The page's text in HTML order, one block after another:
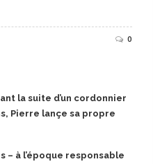
0
la suite d’un cordonnier
Pierre lançe sa propre
– à l’époque responsable